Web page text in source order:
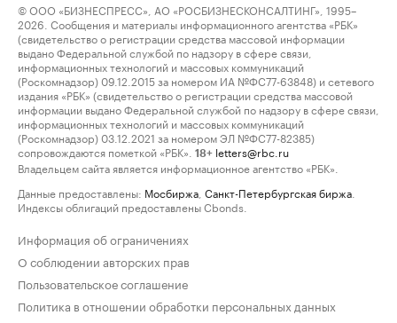
© ООО «БИЗНЕСПРЕСС», АО «РОСБИЗНЕСКОНСАЛТИНГ», 1995–
2026. Сообщения и материалы информационного агентства «РБК»
(свидетельство о регистрации средства массовой информации
выдано Федеральной службой по надзору в сфере связи,
информационных технологий и массовых коммуникаций
(Роскомнадзор) 09.12.2015 за номером ИА №ФС77-63848) и сетевого
издания «РБК» (свидетельство о регистрации средства массовой
информации выдано Федеральной службой по надзору в сфере связи,
информационных технологий и массовых коммуникаций
(Роскомнадзор) 03.12.2021 за номером ЭЛ №ФС77-82385)
сопровождаются пометкой «РБК».
18+ letters@rbc.ru
Владельцем сайта является информационное агентство «РБК».
Данные предоставлены: Мосбиржа Санкт-Петербургская биржа
Индексы облигаций предоставлены Cbonds.
Информация об ограничениях
О соблюдении авторских прав
Пользовательское соглашение
Политика в отношении обработки персональных данных